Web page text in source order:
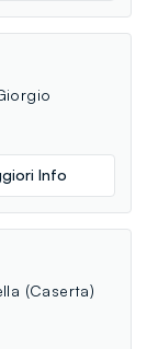
Info
(Caserta)